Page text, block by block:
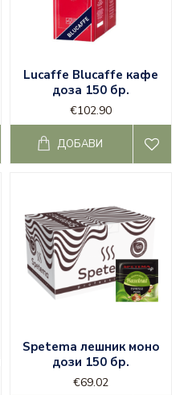
Lucaffe Blucaffe кафе
доза 150 бр.
€102.90
ДОБАВИ
Spetema лешник моно
дози 150 бр.
€69.02